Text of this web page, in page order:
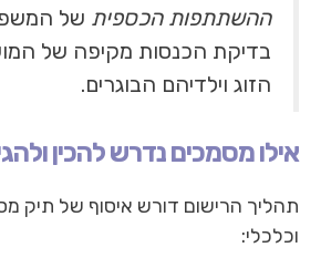
ההשתתפות הכספית של
בדיקת הכנסות מקיפה של
הזוג וילדיהם הבוגרים.
אילו מסמכים נדרש להכין
תהליך הרישום דורש איסוף של תיק
וכלכלי: